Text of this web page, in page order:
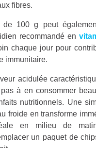
fibres.
de 100 g peut
recommandé en
chaque jour pour
immunitaire.
acidulée
pas à en consommer
nutritionnels. Une
froide en transforme
en milieu de
un paquet de